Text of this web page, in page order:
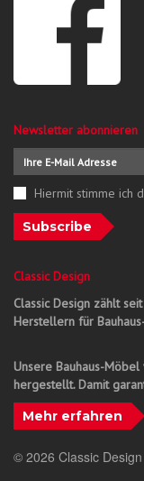
Newsletter abonnieren
Hiermit stimme ich
Subscribe
Classic Design
Classic Design zählt
Herstellern für
Unsere Bauhaus-
hergestellt. Damit
Mehr erfahren
© 2026 Classic